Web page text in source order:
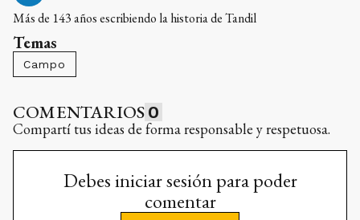
Más de 143 años escribiendo la historia de Tandil
Temas
Campo
COMENTARIOS 0
Compartí tus ideas de forma responsable y respetuosa.
Debes iniciar sesión para poder
comentar